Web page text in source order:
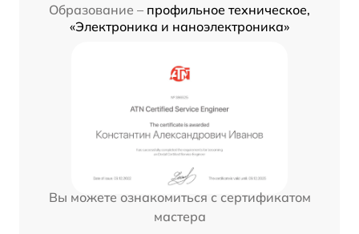
Образование – профильное техническое,
«Электроника и наноэлектроника»
Вы можете ознакомиться с сертификатом
мастера